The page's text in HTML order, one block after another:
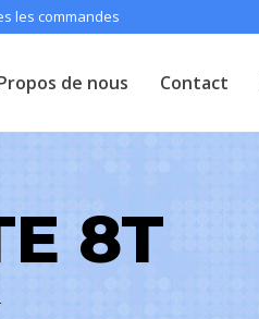
les commandes
de nous Contact
8T